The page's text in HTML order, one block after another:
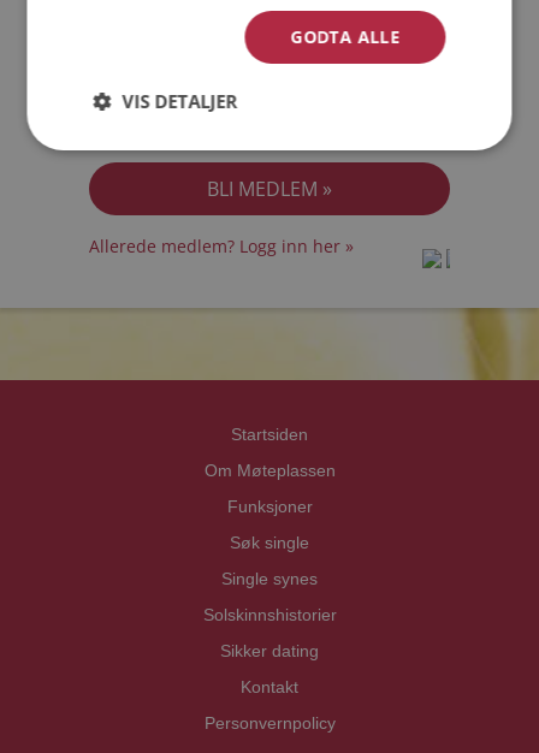
Jeg akseptererMedlemsvilkårene
Allerede medlem? Logg inn her »
Startsiden
Om Møteplassen
Funksjoner
Søk single
Single synes
Solskinnshistorier
Sikker dating
Kontakt
Personvernpolicy
GODTA ALLE
VIS DETALJER